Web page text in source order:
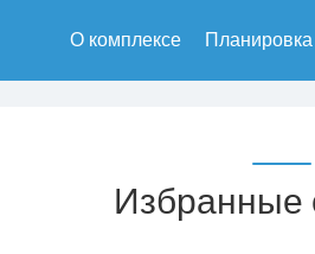
О комплексе
Избранные